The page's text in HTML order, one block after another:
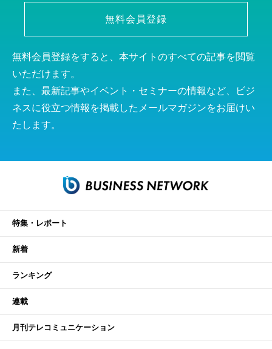
無料会員登録
無料会員登録をすると、本サイトのすべての記事を閲覧
いただけます。
また、最新記事やイベント・セミナーの情報など、ビジ
ネスに役立つ情報を掲載したメールマガジンをお届けい
たします。
特集・レポート
新着
ランキング
連載
月刊テレコミュニケーション